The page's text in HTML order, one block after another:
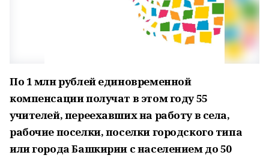
По 1 млн рублей единовременной
компенсации получат в этом году 55
учителей, переехавших на работу в села,
рабочие поселки, поселки городского типа
или города Башкирии с населением до 50